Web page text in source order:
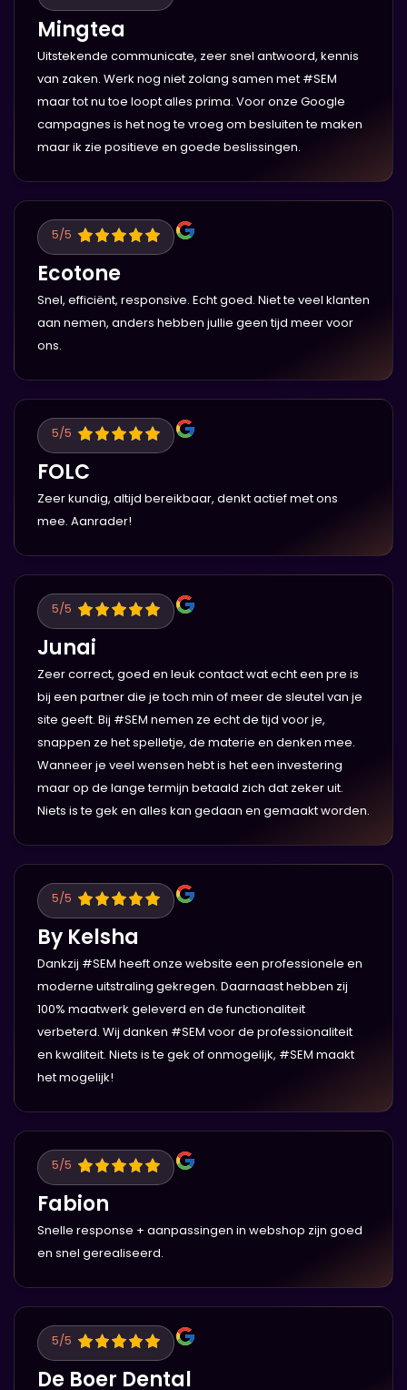
Mingtea
Uitstekende communicate, zeer snel antwoord, kennis
van zaken. Werk nog niet zolang samen met #SEM
maar tot nu toe loopt alles prima. Voor onze Google
campagnes is het nog te vroeg om besluiten te maken
maar ik zie positieve en goede beslissingen.
5/5
Ecotone
Snel, efficiënt, responsive. Echt goed. Niet te veel klanten
aan nemen, anders hebben jullie geen tijd meer voor
ons.
5/5
FOLC
Zeer kundig, altijd bereikbaar, denkt actief met ons
mee. Aanrader!
5/5
Junai
Zeer correct, goed en leuk contact wat echt een pre is
bij een partner die je toch min of meer de sleutel van je
site geeft. Bij #SEM nemen ze echt de tijd voor je,
snappen ze het spelletje, de materie en denken mee.
Wanneer je veel wensen hebt is het een investering
maar op de lange termijn betaald zich dat zeker uit.
Niets is te gek en alles kan gedaan en gemaakt worden.
5/5
By Kelsha
Dankzij #SEM heeft onze website een professionele en
moderne uitstraling gekregen. Daarnaast hebben zij
100% maatwerk geleverd en de functionaliteit
verbeterd. Wij danken #SEM voor de professionaliteit
en kwaliteit. Niets is te gek of onmogelijk, #SEM maakt
het mogelijk!
5/5
Fabion
Snelle response + aanpassingen in webshop zijn goed
en snel gerealiseerd.
5/5
De Boer Dental